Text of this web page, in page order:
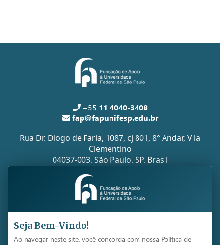
+55 11 4040-3408
fap@fapunifesp.edu.br
Rua Dr. Diogo de Faria, 1087, cj 801, 8° Andar, Vila
Clementino
04037-003, São Paulo, SP, Brasil
Todos os direitos reservados -
Desenvolvido por Imagenet Tecnologia
Seja Bem-Vindo!
Ao navegar neste site, você concorda com nossa Política de